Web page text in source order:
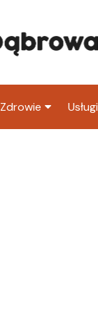
Zdrowie Usługi